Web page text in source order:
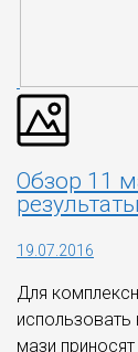
Обзор 11
19.07.2016
Для
мази приносят